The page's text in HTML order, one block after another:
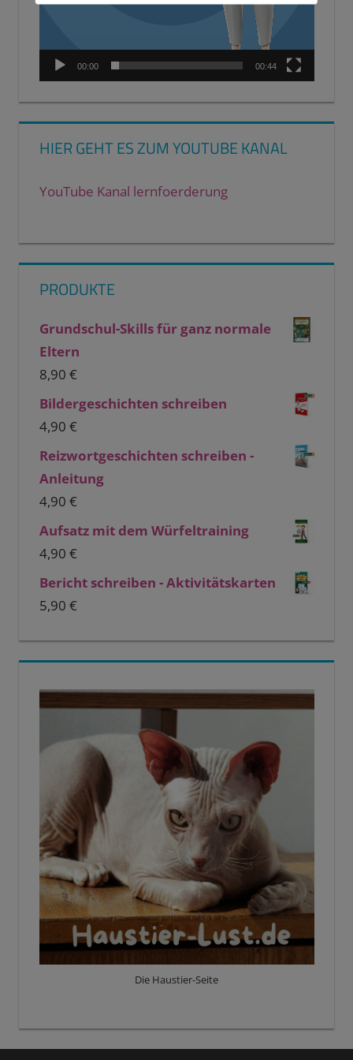
00:00 00:44
HIER GEHT ES ZUM YOUTUBE KANAL
YouTube Kanal lernfoerderung
PRODUKTE
Grundschul-Skills für ganz normale
Eltern
8,90 €
Bildergeschichten schreiben
4,90 €
Reizwortgeschichten schreiben -
Anleitung
4,90 €
Aufsatz mit dem Würfeltraining
4,90 €
Bericht schreiben - Aktivitätskarten
5,90 €
Die Haustier-Seite